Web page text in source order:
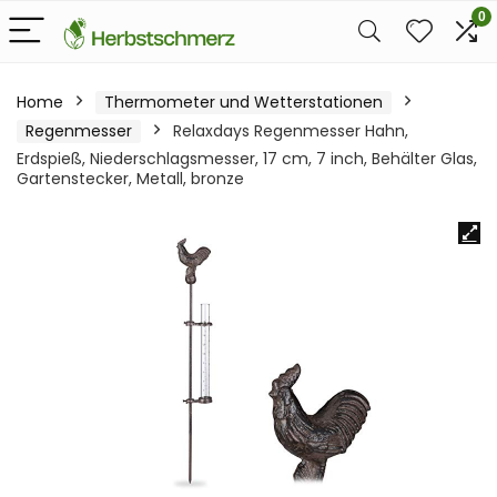
0
Home
Thermometer und Wetterstationen
Regenmesser
Relaxdays Regenmesser Hahn,
Erdspieß, Niederschlagsmesser, 17 cm, 7 inch, Behälter Glas,
Gartenstecker, Metall, bronze